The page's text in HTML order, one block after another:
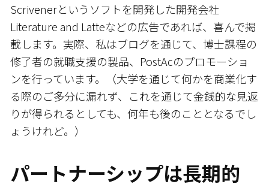
Scrivenerというソフトを開発した開発会社
Literature and Latteなどの広告であれば、喜んで掲
載します。実際、私はブログを通じて、博士課程の
修了者の就職支援の製品、PostAcのプロモーショ
ンを行っています。（大学を通じて何かを商業化す
る際のご多分に漏れず、これを通じて金銭的な見返
りが得られるとしても、何年も後のこととなるでし
ょうけれど。）
パートナーシップは長期的